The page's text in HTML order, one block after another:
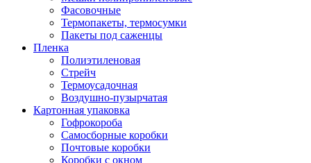
Фасовочные
Термопакеты, термосумки
Пакеты под саженцы
Пленка
Полиэтиленовая
Стрейч
Термоусадочная
Воздушно-пузырчатая
Картонная упаковка
Гофрокороба
Самосборные коробки
Почтовые коробки
Коробки с окном